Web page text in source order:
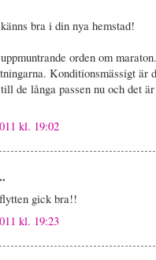
bra i din nya hemstad!
orden om
Konditionsmässigt är
de långa passen nu och det
kl. 19:02
gick bra!!
kl. 19:23